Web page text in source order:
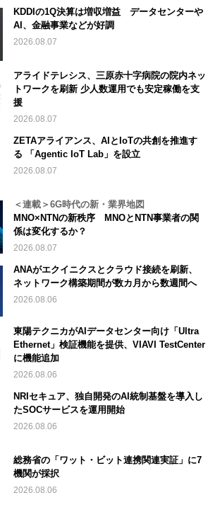
KDDIの1Q決算は増収増益 データセンターや
AI、金融事業などが好調
2026.08.07
アライドテレシス、三原赤十字病院の院内ネッ
トワークを刷新 少人数運用でも安定稼働を支
援
2026.08.07
ZETAアライアンス、AIとIoTの共創を推進す
る 「Agentic IoT Lab」を設立
2026.08.07
＜連載＞6G時代の新・業界地図
MNO×NTNの新秩序 MNOとNTN事業者の関
係は変化するか？
2026.08.07
ANAがエクイニクスとクラウド接続を刷新、
ネットワーク構築期間が数カ月から数週間へ
2026.08.06
東陽テクニカがAIデータセンター向け「Ultra
Ethernet」検証機能を提供、VIAVI TestCenter
に機能追加
2026.08.06
NRIセキュア、独自開発のAI統制基盤を導入し
たSOCサービスを運用開始
2026.08.06
総務省の「ワット・ビット連携関連実証」に7
機関が採択
2026.08.06